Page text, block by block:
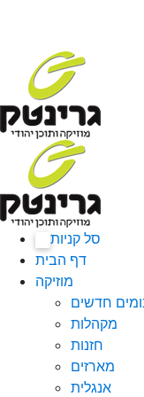
סל קניות
דף הבית
מוזיקה
חדשים
מקהלות
חזנות
מארזים
אנגלית